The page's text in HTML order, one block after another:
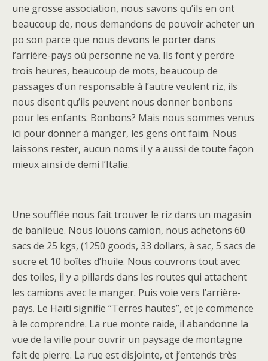
une grosse association, nous savons qu’ils en ont
beaucoup de, nous demandons de pouvoir acheter un
po son parce que nous devons le porter dans
l’arrière-pays où personne ne va. Ils font y perdre
trois heures, beaucoup de mots, beaucoup de
passages d’un responsable à l’autre veulent riz, ils
nous disent qu’ils peuvent nous donner bonbons
pour les enfants. Bonbons? Mais nous sommes venus
ici pour donner à manger, les gens ont faim. Nous
laissons rester, aucun noms il y a aussi de toute façon
mieux ainsi de demi l’Italie.
Une soufflée nous fait trouver le riz dans un magasin
de banlieue. Nous louons camion, nous achetons 60
sacs de 25 kgs, (1250 goods, 33 dollars, à sac, 5 sacs de
sucre et 10 boîtes d’huile. Nous couvrons tout avec
des toiles, il y a pillards dans les routes qui attachent
les camions avec le manger. Puis voie vers l’arrière-
pays. Le Haïti signifie “Terres hautes”, et je commence
à le comprendre. La rue monte raide, il abandonne la
vue de la ville pour ouvrir un paysage de montagne
fait de pierre. La rue est disjointe, et j’entends très